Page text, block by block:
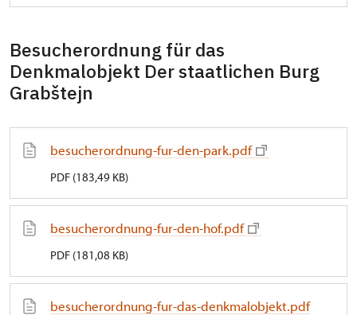
Besucherordnung für das
Denkmalobjekt Der staatlichen Burg
Grabštejn
besucherordnung-fur-den-park.pdf
PDF (183,49 KB)
besucherordnung-fur-den-hof.pdf
PDF (181,08 KB)
besucherordnung-fur-das-denkmalobjekt.pdf